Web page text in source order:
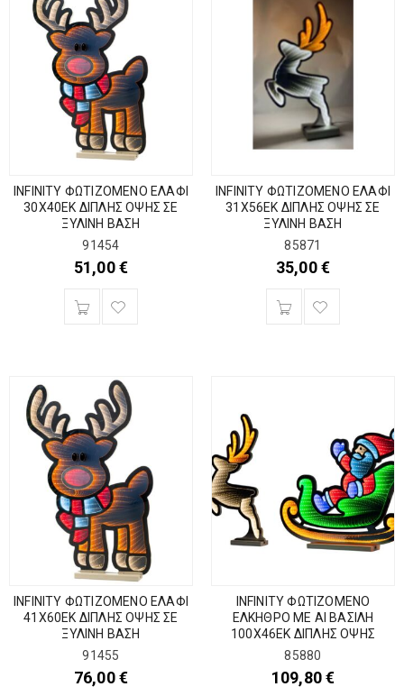
INFINITY ΦΩΤΙΖΟΜΕΝΟ ΕΛΑΦΙ
30Χ40ΕΚ ΔΙΠΛΗΣ ΟΨΗΣ ΣΕ
ΞΥΛΙΝΗ ΒΑΣΗ
91454
51,00€
INFINITY ΦΩΤΙΖΟΜΕΝΟ ΕΛΑΦΙ
31Χ56ΕΚ ΔΙΠΛΗΣ ΟΨΗΣ ΣΕ
ΞΥΛΙΝΗ ΒΑΣΗ
85871
35,00€
INFINITY ΦΩΤΙΖΟΜΕΝΟ ΕΛΑΦΙ
41Χ60ΕΚ ΔΙΠΛΗΣ ΟΨΗΣ ΣΕ
ΞΥΛΙΝΗ ΒΑΣΗ
91455
76,00€
INFINITY ΦΩΤΙΖΟΜΕΝΟ
ΕΛΚΗΘΡΟ ΜΕ ΑΙ ΒΑΣΙΛΗ
100Χ46ΕΚ ΔΙΠΛΗΣ ΟΨΗΣ
85880
109,80€